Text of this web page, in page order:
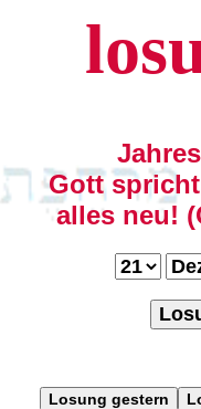
Gott
alles neu!
Losung gestern